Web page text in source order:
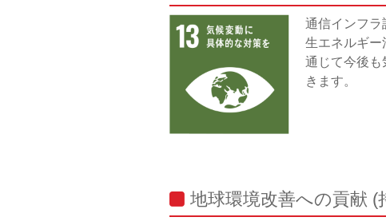
通信インフラ
生エネルギー
通じて今後も
きます。
地球環境改善への貢献